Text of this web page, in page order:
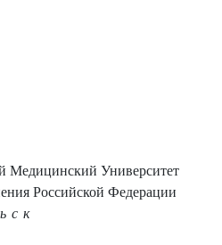
Медицинский Университет
Российской Федерации